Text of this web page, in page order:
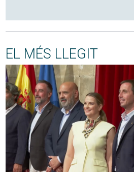
EL MÉS LLEGIT